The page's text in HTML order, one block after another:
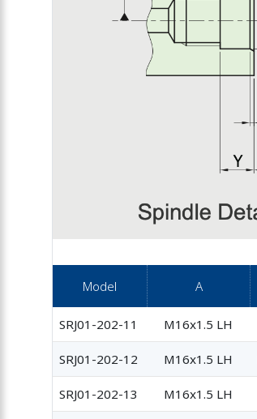
Model A
SRJ01-202-11 M16x1.5 LH
SRJ01-202-12 M16x1.5 LH
SRJ01-202-13 M16x1.5 LH